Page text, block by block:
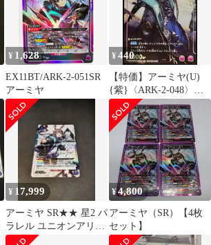
¥ 1,628
EX11BT/ARK-2-051SR
アーミヤ
¥440
【特価】アーミヤ(U)
{紫}〈ARK-2-048〉
[UAPR]
¥ 17,999
アーミヤ SR★★ 星2 パ
ラレル ユニオンアリー
ナ アークナイツ
¥4,800
アーミヤ（SR）【4枚
セット】